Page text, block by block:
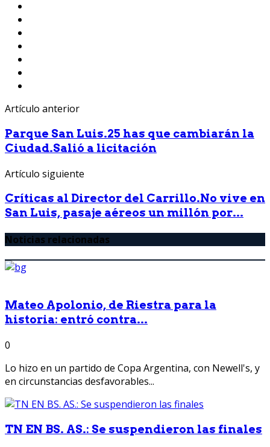
Artículo anterior
Parque San Luis.25 has que cambiarán la
Ciudad.Salió a licitación
Artículo siguiente
Críticas al Director del Carrillo.No vive en
San Luis, pasaje aéreos un millón por...
Noticias relacionadas
Mateo Apolonio, de Riestra para la
historia: entró contra...
0
Lo hizo en un partido de Copa Argentina, con Newell's, y
en circunstancias desfavorables...
TN EN BS. AS.: Se suspendieron las finales